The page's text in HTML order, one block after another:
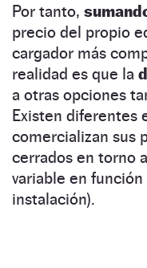
Por tanto,
precio del propio
cargador más
realidad es que la
a otras opciones
Existen diferentes
comercializan sus
cerrados en torno
variable en
instalación).